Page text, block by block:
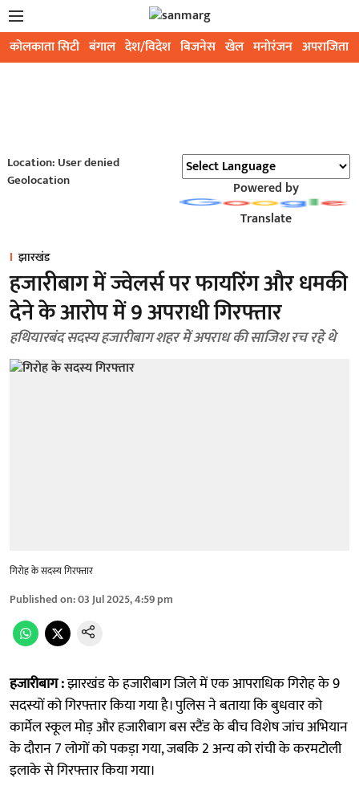
कोलकाता सिटी बंगाल देश/विदेश बिजनेस खेल मनोरंजन अपराजिता
Location: User denied
Geolocation
Powered by
Translate
झारखंड
हजारीबाग में ज्वेलर्स पर फायरिंग और धमकी
देने के आरोप में 9 अपराधी गिरफ्तार
हथियारबंद सदस्य हजारीबाग शहर में अपराध की साजिश रच रहे थे
गिरोह के सदस्य गिरफ्तार
Published on:03 Jul 2025, 4:59 pm
हजारीबाग :झारखंड के हजारीबाग जिले में एक आपराधिक गिरोह के 9
सदस्यों को गिरफ्तार किया गया है। पुलिस ने बताया कि बुधवार को
कार्मेल स्कूल मोड़ और हजारीबाग बस स्टैंड के बीच विशेष जांच अभियान
के दौरान 7 लोगों को पकड़ा गया, जबकि 2 अन्य को रांची के करमटोली
इलाके से गिरफ्तार किया गया।